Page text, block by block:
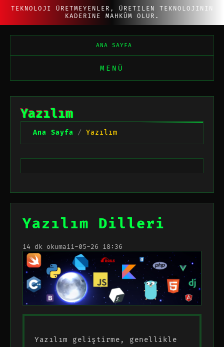
TEKNOLOJI ÜRETMEYENLER, ÜRETILEN TEKNOLOJININ
KADERINE MAHKÛM OLUR.
ANA SAYFA
MENÜ
Yazılım
Ana Sayfa / Yazılım
Yazılım Dilleri
14 dk okuma11-05-26 18:36
Yazılım geliştirme, genellikle